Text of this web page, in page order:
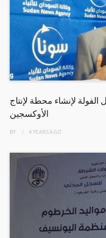
لإنشاء محطة لإنتاج
الأوكسجين
BY 4 YEARSAGO